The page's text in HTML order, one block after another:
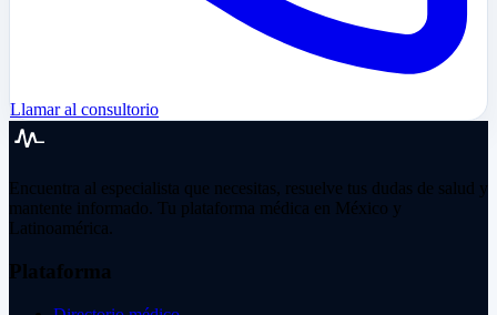
Llamar al consultorio
Encuentra al especialista que necesitas, resuelve tus dudas de salud y
mantente informado. Tu plataforma médica en México y
Latinoamérica.
Plataforma